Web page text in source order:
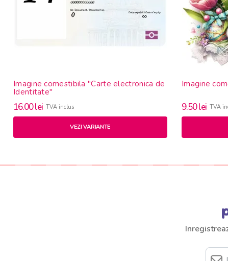
Imagine comestibila "Carte electronica de
Identitate"
16.00lei TVA inclus
VEZI VARIANTE
Imagine
9.50lei TVA